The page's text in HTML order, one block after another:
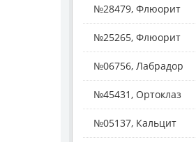
№28479, Флюорит
№25265, Флюорит
№06756, Лабрадор
№45431, Ортоклаз
№05137, Кальцит